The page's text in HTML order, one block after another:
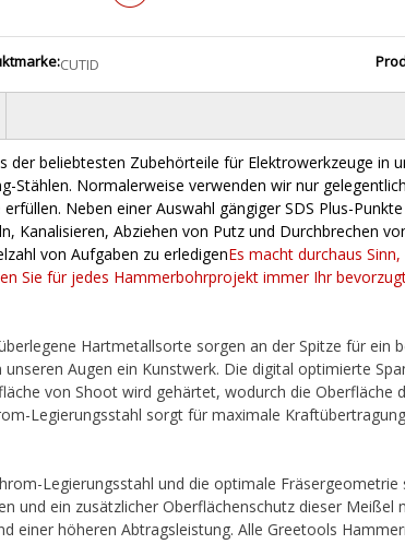
CUTID
der beliebtesten Zubehörteile für Elektrowerkzeuge in
Stählen. Normalerweise verwenden wir nur
Neben einer Auswahl gängiger SDS Plus-
Kanalisieren, Abziehen von Putz und Durchbrechen
von Aufgaben zu erledigenEs macht durchaus
Sie für jedes Hammerbohrprojekt immer Ihr
Hartmetallsorte sorgen an der Spitze für ein
Augen ein Kunstwerk. Die digital optimierte
von Shoot wird gehärtet, wodurch die Oberfläche
Legierungsstahl sorgt für maximale
Legierungsstahl und die optimale
und ein zusätzlicher Oberflächenschutz dieser Meißel
einer höheren Abtragsleistung. Alle Greetools